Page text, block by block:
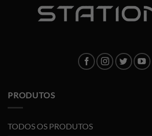
PRODUTOS
TODOS OS PRODUTOS